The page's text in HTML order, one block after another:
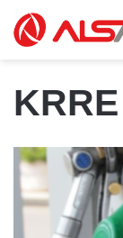
KRRE